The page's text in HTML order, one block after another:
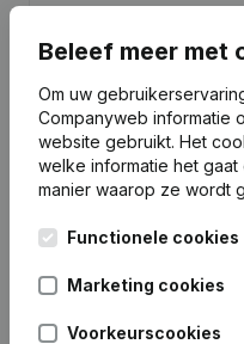
Publicatiesvan
Datum
Beleef meer met
Om uw
Companyweb informatie
website gebruikt. Het
welke informatie het
manier waarop ze wordt
Functionele cookies
Marketing cookies
Voorkeurscookies